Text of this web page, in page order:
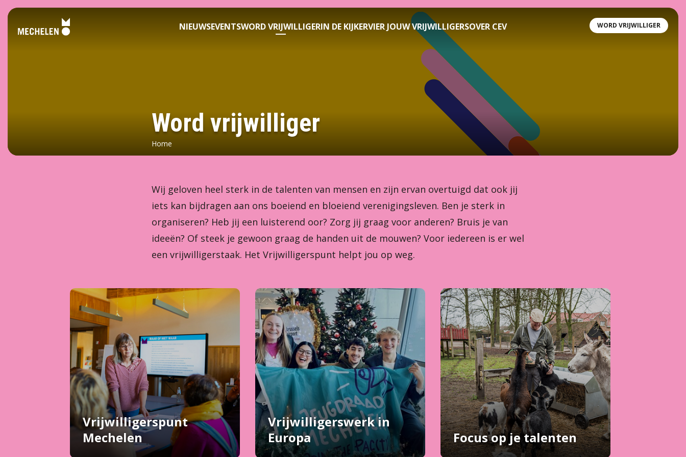
WORD VRIJWILLIGER
NIEUWSEVENTSWORD VRIJWILLIGERIN DE KIJKERVIER JOUW VRIJWILLIGERSOVER CEV
Word vrijwilliger
Home
Wij geloven heel sterk in de talenten van mensen en zijn ervan overtuigd dat ook jij
iets kan bijdragen aan ons boeiend en bloeiend verenigingsleven. Ben je sterk in
organiseren? Heb jij een luisterend oor? Zorg jij graag voor anderen? Bruis je van
ideeën? Of steek je gewoon graag de handen uit de mouwen? Voor iedereen is er wel
een vrijwilligerstaak. Het Vrijwilligerspunt helpt jou op weg.
Vrijwilligerspunt
Mechelen
Vrijwilligerswerk in
Europa
Focus op je talenten